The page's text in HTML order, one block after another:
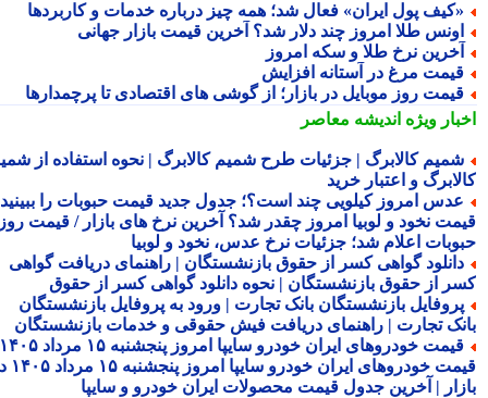
پول ایران» فعال شد؛ همه چیز درباره خدمات و کاربردها
طلا امروز چند دلار شد؟ آخرین قیمت بازار جهانی
نرخ طلا و سکه امروز
مرغ در آستانه افزایش
روز موبایل در بازار؛ از گوشی های اقتصادی تا پرچمدارها
ویژهاندیشه معاصر
کالابرگ | جزئیات طرح شمیم کالابرگ | نحوه استفاده از شمیم
و اعتبار خرید
امروز کیلویی چند است؟؛ جدول جدید قیمت حبوبات را ببینید /
نخود و لوبیا امروز چقدر شد؟ آخرین نرخ های بازار / قیمت روز
اعلام شد؛ جزئیات نرخ عدس، نخود و لوبیا
گواهی کسر از حقوق بازنشستگان | راهنمای دریافت گواهی
از حقوق بازنشستگان | نحوه دانلود گواهی کسر از حقوق
بازنشستگان بانک تجارت | ورود به پروفایل بازنشستگان
تجارت | راهنمای دریافت فیش حقوقی و خدمات بازنشستگان
قیمت خودروهای ایران خودرو سایپا امروز پنجشنبه ۱۵ مرداد ۱۴۰۵ |
قیمت خودروهای ایران خودرو سایپا امروز پنجشنبه ۱۵ مرداد ۱۴۰۵ در
| آخرین جدول قیمت محصولات ایران خودرو و سایپا